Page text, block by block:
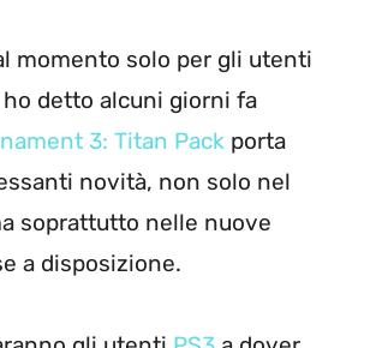
momento solo per gli utenti
ho detto alcuni giorni fa
3: Titan Pack porta
novità, non solo nel
soprattutto nelle nuove
a disposizione.